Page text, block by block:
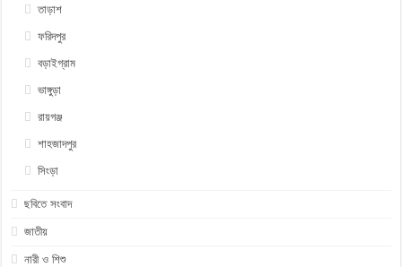
তাড়াশ
ফরিদপুর
বড়াইগ্রাম
ভাঙ্গুড়া
রায়গঞ্জ
শাহজাদপুর
সিংড়া
ছবিতে সংবাদ
জাতীয়
নারী ও শিশু